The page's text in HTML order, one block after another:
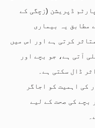
ڈپریشن (زچگی کے
مطابق یہ بیماری
کرتی ہے اور اس میں
آتی ہے، جو بچے اور
ڈال سکتی ہے۔
کی اہمیت کو اجاگر
بچے کی صحت کے لیے